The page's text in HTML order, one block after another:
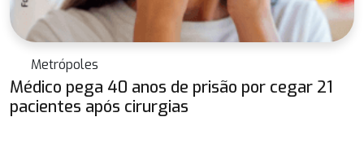
Metrópoles
Médico pega 40 anos de prisão por cegar 21
pacientes após cirurgias